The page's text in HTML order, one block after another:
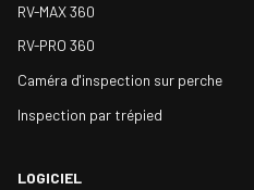
RV-MAX 360
RV-PRO 360
Caméra d'inspection sur perche
Inspection par trépied
LOGICIEL